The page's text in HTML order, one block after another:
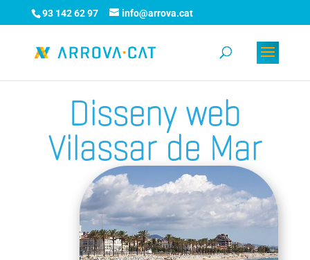
93 142 62 97 info@arrova.cat
Disseny web
Vilassar de Mar